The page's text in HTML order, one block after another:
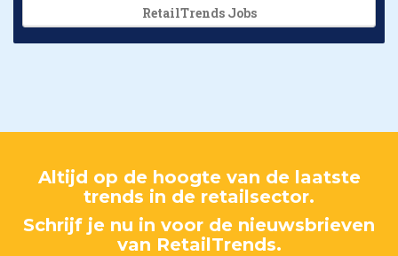
RetailTrends Jobs
Altijd op de hoogte van de laatste
trends in de retailsector.
Schrijf je nu in voor de nieuwsbrieven
van RetailTrends.